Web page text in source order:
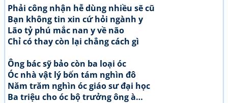
Phải công nhận hễ dùng nhiều sẽ cũ
Bạn không tin xin cứ hỏi ngành y
Lão tỷ phú mắc nan y về não
Chỉ có thay còn lại chẳng cách gì
Ông bác sỹ bảo còn ba loại óc
Óc nhà vật lý bốn tám nghìn đô
Năm trăm nghìn óc giáo sư đại học
Ba triệu cho óc bộ trưởng ông à…